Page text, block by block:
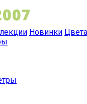
Новинки Цвета